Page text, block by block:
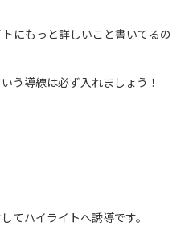
にもっと詳しいこと書いてるの
う導線は必ず入れましょう！
てハイライトへ誘導です。